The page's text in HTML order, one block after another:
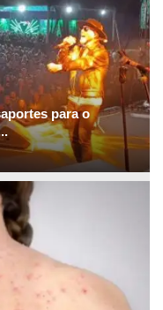
para o